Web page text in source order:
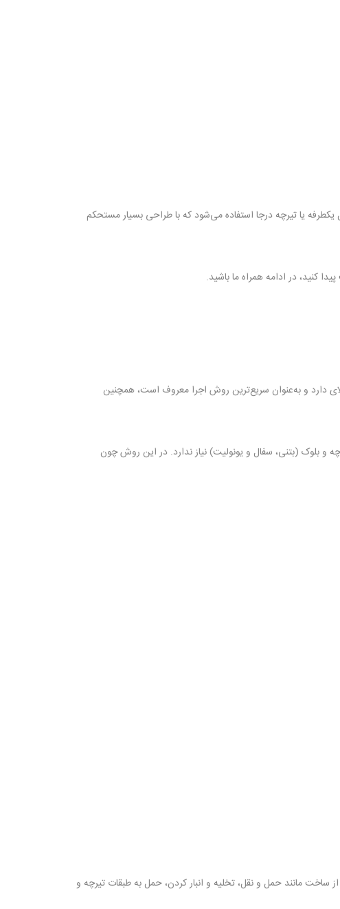
یا تیرچه درجا استفاده می‌شود که با طراحی بسیار مستحکم
در ادامه همراه ما باشید.
دارد و به‌عنوان سریع‌ترین روش اجرا معروف است، همچنین
و بلوک (بتنی، سفال و یونولیت) نیاز ندارد. در این روش چون
مانند حمل و نقل، تخلیه و انبار کردن، حمل به طبقات تیرچه و